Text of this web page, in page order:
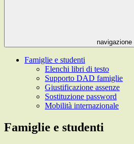
navigazione
Famiglie e studenti
Elenchi libri di testo
Supporto DAD famiglie
Giustificazione assenze
Sostituzione password
Mobilità internazionale
Famiglie e studenti